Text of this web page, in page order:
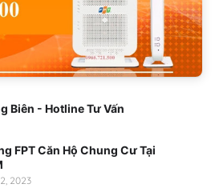
Biên - Hotline Tư Vấn
FPT Căn Hộ Chung Cư Tại
2023